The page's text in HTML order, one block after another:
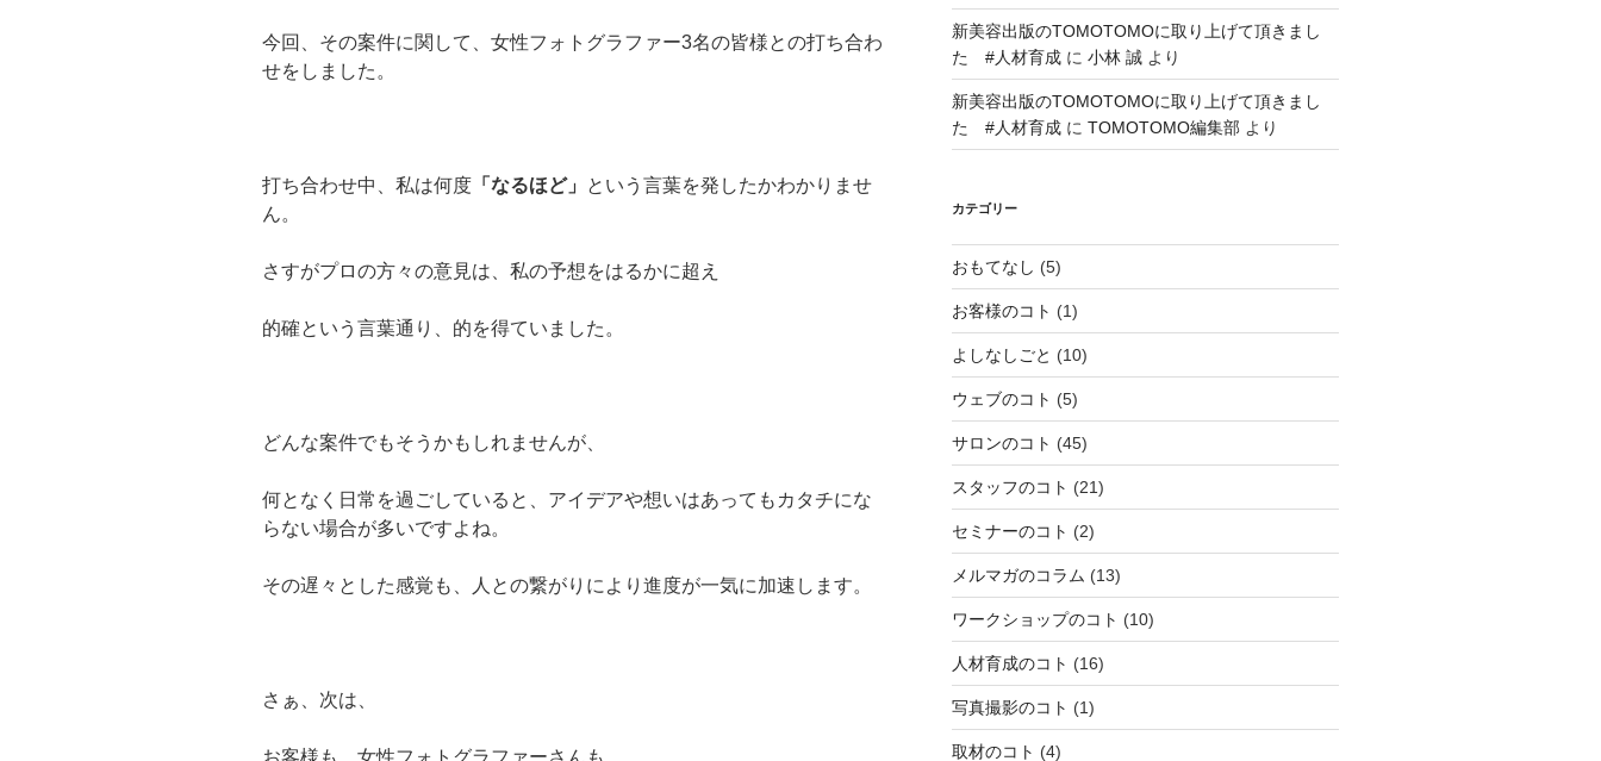
今回、その案件に関して、女性フォトグラファー3名の皆様との打ち合わ
せをしました。
打ち合わせ中、私は何度 「なるほど」
という言葉を発したかわかりませ
ん。
さすがプロの方々の意見は、私の予想をはるかに超え
的確という言葉通り、的を得ていました。
どんな案件でもそうかもしれませんが、
何となく日常を過ごしていると、アイデアや想いはあって もカタチにな
らない場合が多いですよね。
その遅々とした感覚も、人との繋がりによ り進度が一気に加速します。
さぁ、次は、
お客様も、女性フォトグラファーさんも、
新美容出版のTOMOTOMOに取り上げて頂きまし
た #人材育成に 小林 誠より
新美容出版のTOMOTOMOに取り上げて頂きまし
た #人材育成に TOMOTOMO編集部より
カテゴリー
おもてなし (5)
お客様のコト (1)
よしなしごと (10)
ウェブのコト (5)
サロンのコト (45)
スタッフのコト (21)
セミナーのコト (2)
メルマガのコラム (13)
ワークショップのコト (10)
人材育成のコト (16)
写真撮影のコト (1)
取材のコト (4)